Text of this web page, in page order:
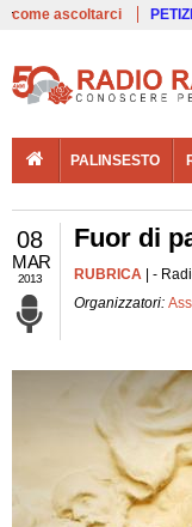
come ascoltarci
PALINSESTO
08
MAR
2013
Fuor di
RUBRICA | -
Organizzatori: